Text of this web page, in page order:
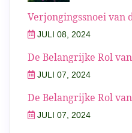
Verjongingssnoei van
JULI 08, 2024
De Belangrijke Rol
JULI 07, 2024
De Belangrijke Rol
JULI 07, 2024